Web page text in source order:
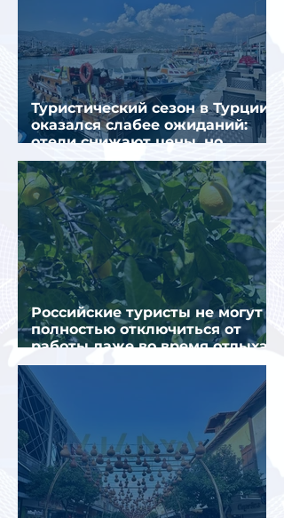
Туристический сезон в Турции
оказался слабее ожиданий:
отели снижают цены, но
загрузка остается низкой
Российские туристы не могут
полностью отключиться от
работы даже во время отдыха
в Турции